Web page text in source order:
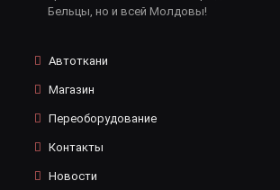
Бельцы, но и всей Молдовы!
Автоткани
Магазин
Переоборудование
Контакты
Новости